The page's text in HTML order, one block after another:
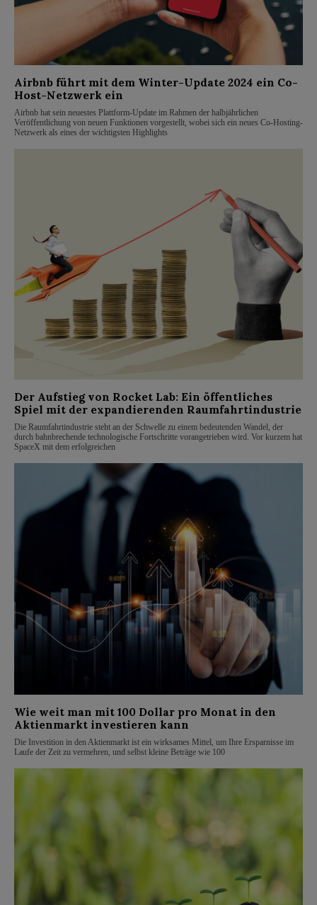
Airbnb führt mit dem Winter-Update 2024 ein Co-
Host-Netzwerk ein
Airbnb hat sein neuestes Plattform-Update im Rahmen der halbjährlichen
Veröffentlichung von neuen Funktionen vorgestellt, wobei sich ein neues Co-Hosting-
Netzwerk als eines der wichtigsten Highlights
Der Aufstieg von Rocket Lab: Ein öffentliches
Spiel mit der expandierenden Raumfahrtindustrie
Die Raumfahrtindustrie steht an der Schwelle zu einem bedeutenden Wandel, der
durch bahnbrechende technologische Fortschritte vorangetrieben wird. Vor kurzem hat
SpaceX mit dem erfolgreichen
Wie weit man mit 100 Dollar pro Monat in den
Aktienmarkt investieren kann
Die Investition in den Aktienmarkt ist ein wirksames Mittel, um Ihre Ersparnisse im
Laufe der Zeit zu vermehren, und selbst kleine Beträge wie 100